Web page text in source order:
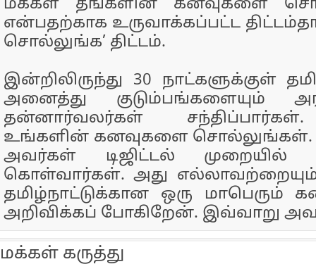
மக்கள் தங்களின் கனவுகளை
என்பதற்காக உருவாக்கப்பட்ட
சொல்லுங்க’ திட்டம்.
இன்றிலிருந்து 30 நாட்களுக்குள்
அனைத்து குடும்பங்களையும்
தன்னார்வலர்கள்
உங்களின் கனவுகளை
அவர்கள் டிஜிட்டல் முறையில்
கொள்வார்கள். அது
தமிழ்நாட்டுக்கான ஒரு மாபெரும்
அறிவிக்கப் போகிறேன். இவ்வாறு
மக்கள் கருத்து